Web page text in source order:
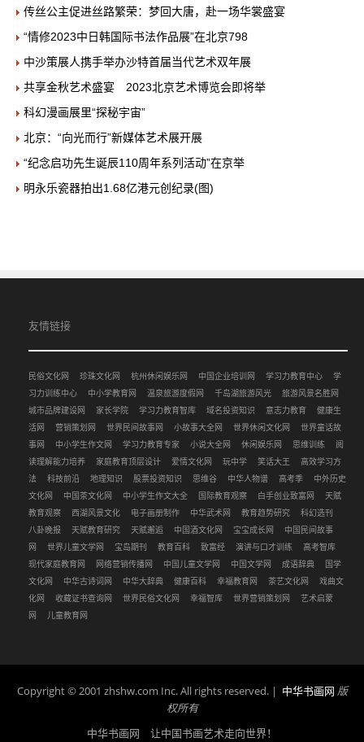
传丝公主促进丝路繁荣：梦回大唐，赴一场华裳盛宴
“情修2023中日韩国际书法作品展”在北京798
中沙策展人携手举办沙特首届当代艺术双年展
共享金秋艺术盛宴 2023北京艺术博览会即将举
科幻漫画展里“探秘宇宙”
北京：“向光而行”新媒体艺术展开展
“纪念启功先生诞辰110周年系列活动”在京举
明永乐瓷器拍出1.68亿港元创纪录(图)
友情链接
民俗文化网 珍珠文化网 杭州休闲娱乐网 中国企业培训网 学习力教育中心
学
习力训练中心
中小学教育网 温泉旅游度假网 千岛湖旅游风光
旅游风景名胜网
城市品牌建设网
家长学院 学习力教育智库 域名投资知识 意志力教育
健康生
活网
营销策划网 世界民间故事网 小故事大全网 世界休闲文化网
世界童话故
事网
中小学生作文网 学习力教育专家 小说大全网 休闲娱乐网 思维训练
阅
读理解能力培养
家庭教育顶层设计 爱情文化网 玩中学 笑话大王
高效学习方
法
科技前沿 地理知识 股票投资知识 思维谷 中华人物谱 高考季
中外历史
文化网
中国茶文化网 中小学生作文大全 国际教育观察 白手创业致富网
天赋
教育观察
西湖风景文化 电子画册制作 中华武术网 教育趋势研究
科幻选刊
八卦晚报
天赋教育研究 天赋邂逅 中国酒文化网 宝宝成长网
中国民间故事
网
世界儿童文学网 宝岛期刊 教育百科 致富经 演讲与口才训练
高考智库
现代家庭教育网
网络营销传播网 中国儿童文学网 中国文学网 成语辞典
国学
文化网
中华古诗词网 中华大辞典 健康百科 幸福教育网 茶艺文化网
戏曲文
化网
收藏证书查询网 世界民俗文化网 幸福智库 世界营销策划网
艺术启蒙
网
儿童教育网
Copyright © 2001 zhshw.com Inc. All rights reserved. | 中华书画网 版
权所有
中华书画网 让中国书画艺术走向世界！